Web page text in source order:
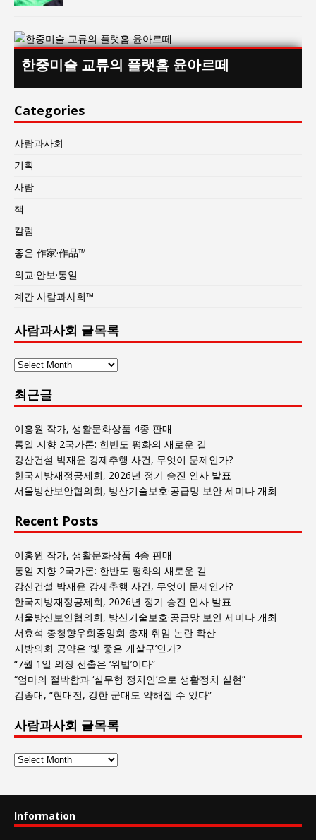
한중미술 교류의 플랫홈 윤아르떼
Categories
사람과사회
기획
사람
책
칼럼
좋은 作家·作品™
외교·안보·통일
계간 사람과사회™
사람과사회 글목록
사
과
사
회
글
목
록
최근글
이홍원 작가, 생활문화상품 4종 판매
통일 지향 2국가론: 한반도 평화의 새로운 길
강산건설 박재윤 강제추행 사건, 무엇이 문제인가?
한국지방재정공제회, 2026년 정기 승진 인사 발표
서울방산보안협의회, 방산기술보호·공급망 보안 세미나 개최
Recent Posts
이홍원 작가, 생활문화상품 4종 판매
통일 지향 2국가론: 한반도 평화의 새로운 길
강산건설 박재윤 강제추행 사건, 무엇이 문제인가?
한국지방재정공제회, 2026년 정기 승진 인사 발표
서울방산보안협의회, 방산기술보호·공급망 보안 세미나 개최
서효석 충청향우회중앙회 총재 취임 논란 확산
지방의회 공약은 ‘빛 좋은 개살구’인가?
“7월 1일 의장 선출은 ‘위법’이다”
“엄마의 절박함과 ‘실무형 정치인’으로 생활정치 실현”
김종대, “현대전, 강한 군대도 약해질 수 있다”
사람과사회 글목록
사
회
Information